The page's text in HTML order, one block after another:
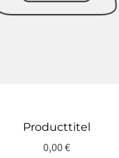
Producttitel
0,00 €